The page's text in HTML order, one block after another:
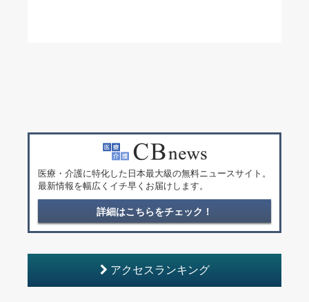
医療・介護に特化した日本最大級の無料ニュースサイト。
最新情報を幅広くイチ早くお届けします。
詳細はこちらをチェック！
アクセスランキング